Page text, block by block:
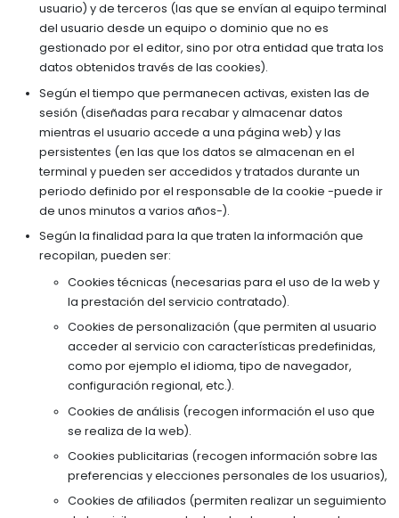
usuario) y de terceros (las que se envían al equipo terminal
del usuario desde un equipo o dominio que no es
gestionado por el editor, sino por otra entidad que trata los
datos obtenidos través de las cookies).
Según el tiempo que permanecen activas, existen las de
sesión (diseñadas para recabar y almacenar datos
mientras el usuario accede a una página web) y las
persistentes (en las que los datos se almacenan en el
terminal y pueden ser accedidos y tratados durante un
periodo definido por el responsable de la cookie -puede ir
de unos minutos a varios años-).
Según la finalidad para la que traten la información que
recopilan, pueden ser:
Cookies técnicas (necesarias para el uso de la web y
la prestación del servicio contratado).
Cookies de personalización (que permiten al usuario
acceder al servicio con características predefinidas,
como por ejemplo el idioma, tipo de navegador,
configuración regional, etc.).
Cookies de análisis (recogen información el uso que
se realiza de la web).
Cookies publicitarias (recogen información sobre las
preferencias y elecciones personales de los usuarios),
Cookies de afiliados (permiten realizar un seguimiento